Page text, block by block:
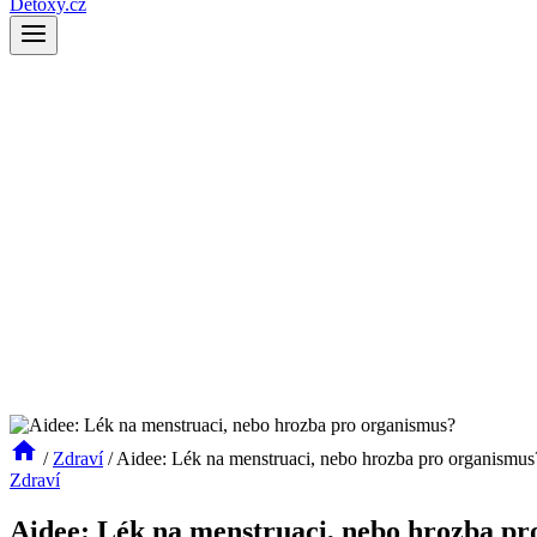
Detoxy.cz
/ Zdraví / Aidee: Lék na menstruaci, nebo hrozba pro
Zdraví